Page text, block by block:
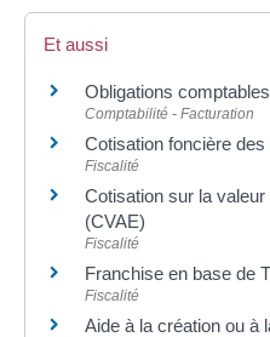
Et aussi
Obligations
Comptabilité - Facturation
Cotisation foncière
Fiscalité
Cotisation sur la
(CVAE)
Fiscalité
Franchise en base de
Fiscalité
Aide à la création ou à